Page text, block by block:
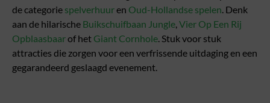
de categorie spelverhuuren Oud-Hollandse spelen. Denk
aan de hilarische Buikschuifbaan Jungle,Vier Op Een Rij
Opblaasbaarof het Giant Cornhole. Stuk voor stuk
attracties die zorgen voor een verfrissende uitdaging en een
gegarandeerd geslaagd evenement.